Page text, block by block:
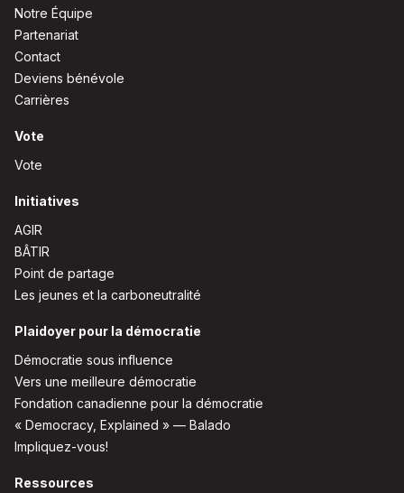
Notre Équipe
Partenariat
Contact
Deviens bénévole
Carrières
Vote
Vote
Initiatives
AGIR
BÂTIR
Point de partage
Les jeunes et la carboneutralité
Plaidoyer pour la démocratie
Démocratie sous influence
Vers une meilleure démocratie
Fondation canadienne pour la démocratie
« Democracy, Explained » — Balado
Impliquez-vous!
Ressources